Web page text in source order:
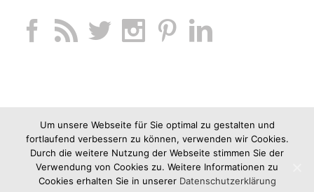
Um unsere Webseite für Sie optimal zu gestalten und
fortlaufend verbessern zu können, verwenden wir Cookies.
Durch die weitere Nutzung der Webseite stimmen Sie der
Verwendung von Cookies zu. Weitere Informationen zu
Cookies erhalten Sie in unserer Datenschutzerklärung